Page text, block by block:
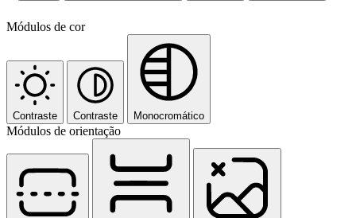
Módulos de cor
Contraste Contraste Monocromático
Módulos de orientação